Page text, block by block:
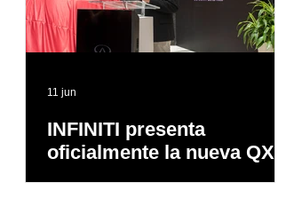
INFINITI presenta
oficialmente la nueva QX65
11 jun